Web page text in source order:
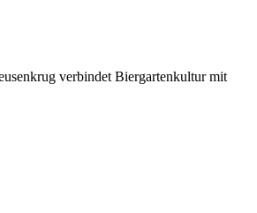
verbindet Biergartenkultur mit